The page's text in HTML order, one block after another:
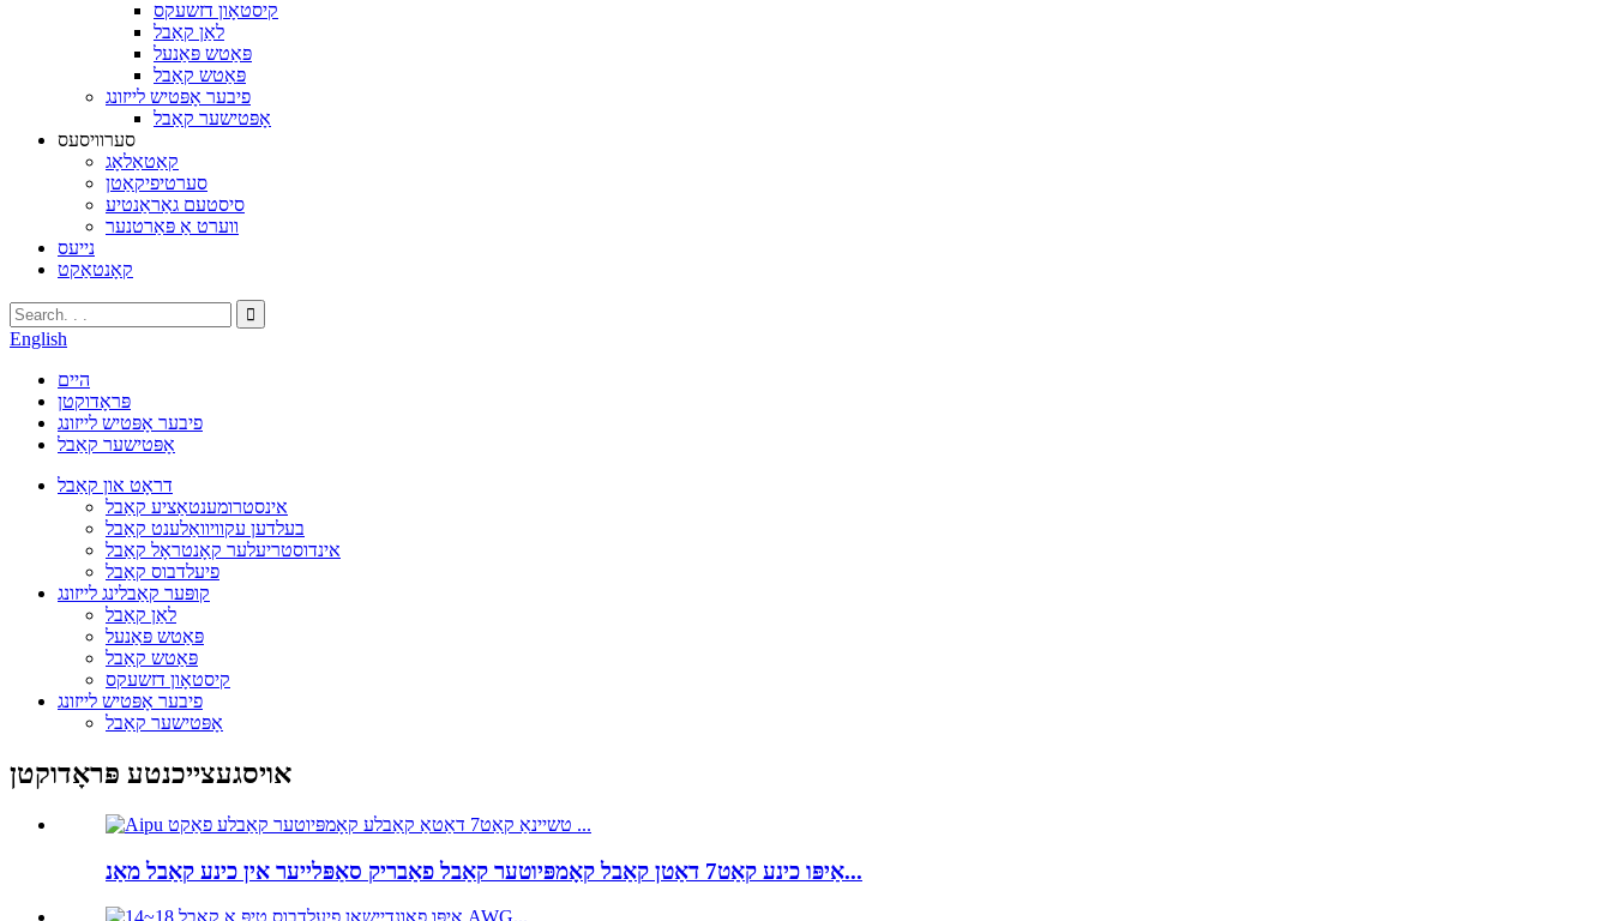
קיסטאָון דזשעקס
לאַן קאַבל
פּאַטש פּאַנעל
פּאַטש קאַבל
פיבער אָפּטיש לייזונג
אָפּטישער קאַבל
סערוויסעס
קאַטאַלאָג
סערטיפיקאַטן
סיסטעם גאַראַנטיע
ווערט אַ פּאַרטנער
נייעס
קאָנטאַקט
English
היים
פּראָדוקטן
פיבער אָפּטיש לייזונג
אָפּטישער קאַבל
דראָט און קאַבל
אינסטרומענטאַציע קאַבל
בעלדען עקוויוואַלענט קאַבל
אינדוסטריעלער קאָנטראָל קאַבל
פיעלדבוס קאַבל
קופּער קאַבלינג לייזונג
לאַן קאַבל
פּאַטש פּאַנעל
פּאַטש קאַבל
קיסטאָון דזשעקס
פיבער אָפּטיש לייזונג
אָפּטישער קאַבל
אויסגעצייכנטע פּראָדוקטן
אַיפּו כינע קאַט7 דאַטן קאַבל קאָמפּיוטער קאַבל פאַבריק סאַפּלייער אין כינע קאַבל מאַנ...